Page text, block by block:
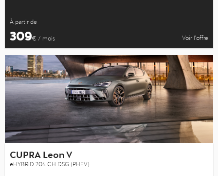
À partir de
309€ / mois Voir l’offre
CUPRA Leon V
eHYBRID 204 CH DSG (PHEV)